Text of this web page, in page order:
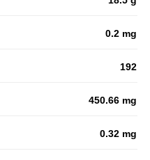
0.2 mg
192
450.66 mg
0.32 mg